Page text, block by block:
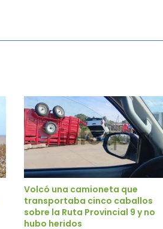
Volcó una camioneta que
transportaba cinco caballos
sobre la Ruta Provincial 9 y no
hubo heridos